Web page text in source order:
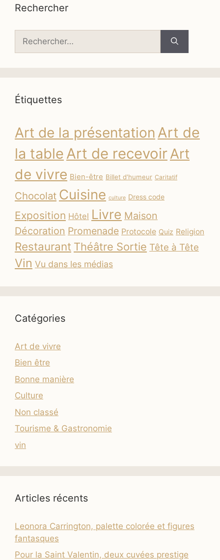
Rechercher
Étiquettes
Art de la présentation Art de
la table Art de recevoirArt
de vivre Bien-être Billet d'humeur Caritatif
Chocolat Cuisine culture Dress code
Exposition Hôtel Livre Maison
Décoration Promenade Protocole Quiz Religion
Restaurant Théâtre Sortie Tête à Tête
Vin Vu dans les médias
Catégories
Art de vivre
Bien être
Bonne manière
Culture
Non classé
Tourisme & Gastronomie
vin
Articles récents
Leonora Carrington, palette colorée et figures
fantasques
Pour la Saint Valentin, deux cuvées prestige